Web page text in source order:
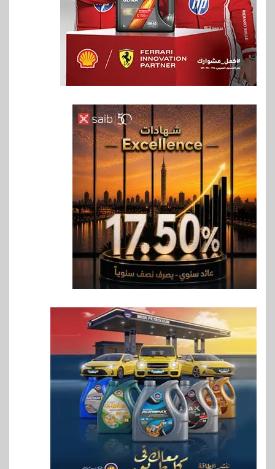
6
اخبار
غرفة القاهرة تنظم ندوة إلكترونية
لدعم الصادرات وتحقيق
مستهدفات رؤية مصر 2030
7
بنوك
بنك مصر يشارك في فعالية اليوم
العالمي للشباب ويقدم العديد من
العروض المجانية
بنك QNB مصر يعزز جاهزية
المشروعات الصغيرة والمتوسطة
للنمو والتوسع
9 اخبار
فيكسد مصر و”حلول” تتشاركان
في تطوير أول منصة للسياحة
الصحية في مصر والشرق الأوسط
وأفريقيا Tour4Cure